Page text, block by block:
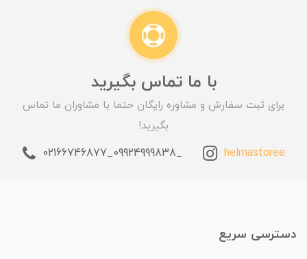
با ما تماس بگیرید
برای ثبت سفارش و مشاوره رایگان حتما با مشاوران ما تماس
بگیرید!
helmastoree
_09924999838_02166746877
دسترسی سریع